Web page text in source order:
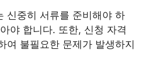
신중히 서류를 준비해야 하
야 합니다. 또한, 신청 자격
여 불필요한 문제가 발생하지